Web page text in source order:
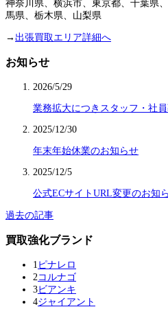
神奈川県、横浜市、東京都、千葉県
馬県、栃木県、山梨県
→ 出張買取エリア詳細へ
お知らせ
2026/5/29
業務拡大につきスタッフ・社
2025/12/30
年末年始休業のお知らせ
2025/12/5
公式ECサイトURL変更のお知
過去の記事
買取強化ブランド
1 ピナレロ
2コルナゴ
3ビアンキ
4ジャイアント